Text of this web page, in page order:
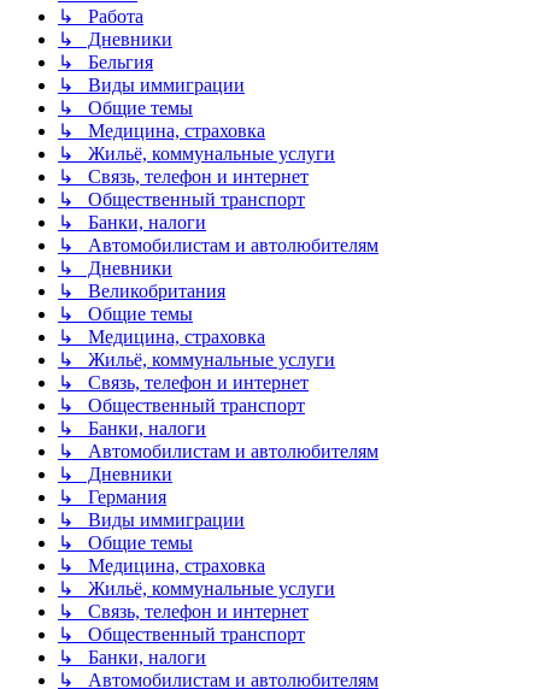
↳ Работа
↳ Дневники
↳ Бельгия
↳ Виды иммиграции
↳ Общие темы
↳ Медицина, страховка
↳ Жильё, коммунальные услуги
↳ Связь, телефон и интернет
↳ Общественный транспорт
↳ Банки, налоги
↳ Автомобилистам и автолюбителям
↳ Дневники
↳ Великобритания
↳ Общие темы
↳ Медицина, страховка
↳ Жильё, коммунальные услуги
↳ Связь, телефон и интернет
↳ Общественный транспорт
↳ Банки, налоги
↳ Автомобилистам и автолюбителям
↳ Дневники
↳ Германия
↳ Виды иммиграции
↳ Общие темы
↳ Медицина, страховка
↳ Жильё, коммунальные услуги
↳ Связь, телефон и интернет
↳ Общественный транспорт
↳ Банки, налоги
↳ Автомобилистам и автолюбителям